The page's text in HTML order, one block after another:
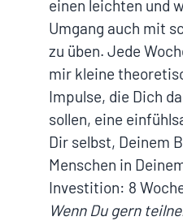
einen leichten und
Umgang auch mit
zu üben. Jede
mir kleine
Impulse, die Dich
sollen, eine
Dir selbst, Deinem
Menschen in
Investition: 8
Wenn Du gern